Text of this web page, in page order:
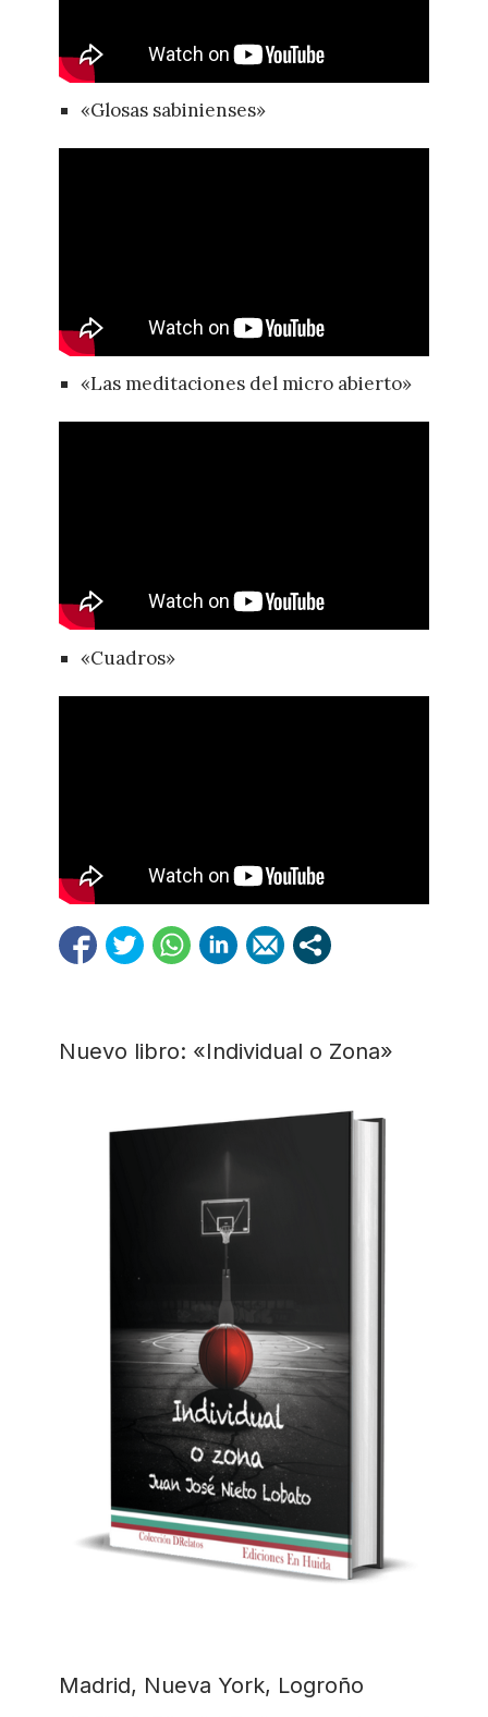
«Glosas sabinienses»
«Las meditaciones del micro abierto»
«Cuadros»
Nuevo libro: «Individual o Zona»
Madrid, Nueva York, Logroño